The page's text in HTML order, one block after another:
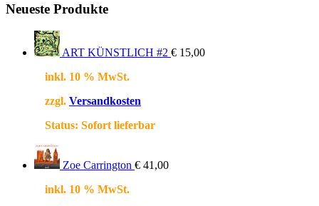
Neueste Produkte
ART KÜNSTLICH #2 € 15,00
inkl. 10 % MwSt.
zzgl. Versandkosten
Status: Sofort lieferbar
Zoe Carrington € 41,00
inkl. 10 % MwSt.